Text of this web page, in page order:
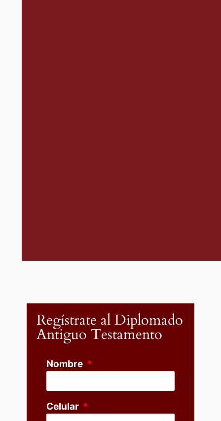
Regístrate al Diplomado
Antiguo Testamento
Nombre
Celular